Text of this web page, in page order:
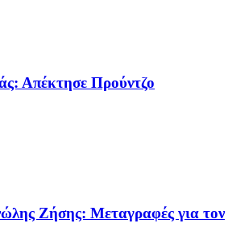
Απέκτησε Προύντζο
Ζήσης: Μεταγραφές για τον